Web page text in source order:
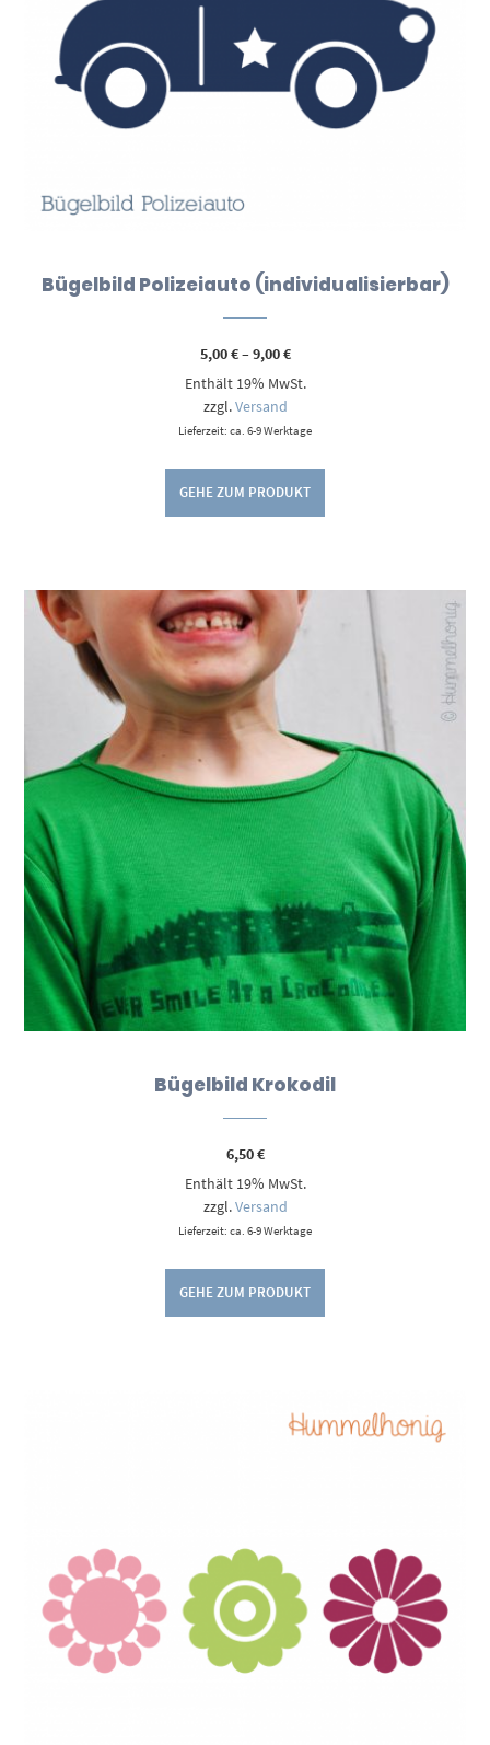
Bügelbild Polizeiauto (individualisierbar)
5,00€–9,00€Preisspanne:
bis
Enthält 19% MwSt.
zzgl.Versand
Lieferzeit: ca. 6-9 Werktage
GEHE ZUM PRODUKT
Bügelbild Krokodil
6,50€
Enthält 19% MwSt.
zzgl.Versand
Lieferzeit: ca. 6-9 Werktage
GEHE ZUM PRODUKT